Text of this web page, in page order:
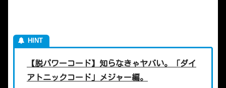
【脱パワーコード】知らなきゃヤバい。「ダイ
アトニックコード」メジャー編。